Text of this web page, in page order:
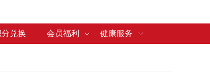
兑换 会员福利 健康服务